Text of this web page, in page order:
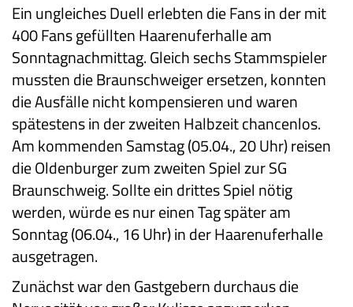
Ein ungleiches Duell erlebten die Fans in der mit
400 Fans gefüllten Haarenuferhalle am
Sonntagnachmittag. Gleich sechs Stammspieler
mussten die Braunschweiger ersetzen, konnten
die Ausfälle nicht kompensieren und waren
spätestens in der zweiten Halbzeit chancenlos.
Am kommenden Samstag (05.04., 20 Uhr) reisen
die Oldenburger zum zweiten Spiel zur SG
Braunschweig. Sollte ein drittes Spiel nötig
werden, würde es nur einen Tag später am
Sonntag (06.04., 16 Uhr) in der Haarenuferhalle
ausgetragen.
Zunächst war den Gastgebern durchaus die